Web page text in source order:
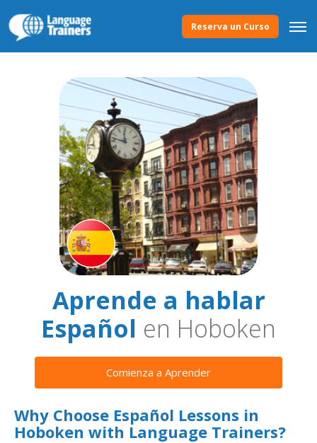
Reserva un Curso
Aprende a hablar
Español en Hoboken
Comienza a Aprender
Why Choose Español Lessons in
Hoboken with Language Trainers?